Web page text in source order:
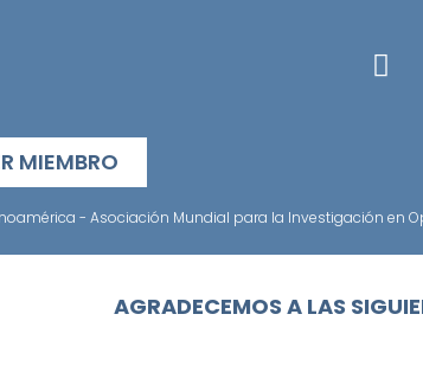
MIEMBRO
- Asociación Mundial para la Investigación en
AGRADECEMOS A LAS